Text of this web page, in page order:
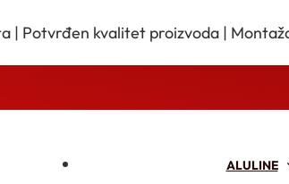
| Potvrđen kvalitet proizvoda |
ALULINE